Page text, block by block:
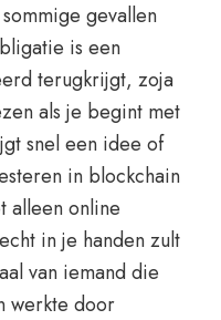
gevallen
is een
terugkrijgt, zoja
als je begint met
snel een idee of
in blockchain
alleen online
in je handen zult
van iemand die
werkte door